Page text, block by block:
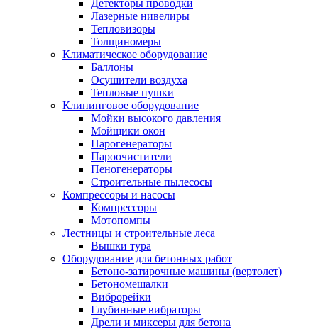
Детекторы проводки
Лазерные нивелиры
Тепловизоры
Толщиномеры
Климатическое оборудование
Баллоны
Осушители воздуха
Тепловые пушки
Клининговое оборудование
Мойки высокого давления
Мойщики окон
Парогенераторы
Пароочистители
Пеногенераторы
Строительные пылесосы
Компрессоры и насосы
Компрессоры
Мотопомпы
Лестницы и строительные леса
Вышки тура
Оборудование для бетонных работ
Бетоно-затирочные машины (вертолет)
Бетономешалки
Виброрейки
Глубинные вибраторы
Дрели и миксеры для бетона